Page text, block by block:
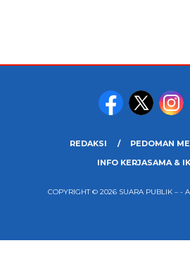
REDAKSI
PEDOMAN
INFO KERJASAMA &
COPYRIGHT © 2026 SUARA PUBLIK – -